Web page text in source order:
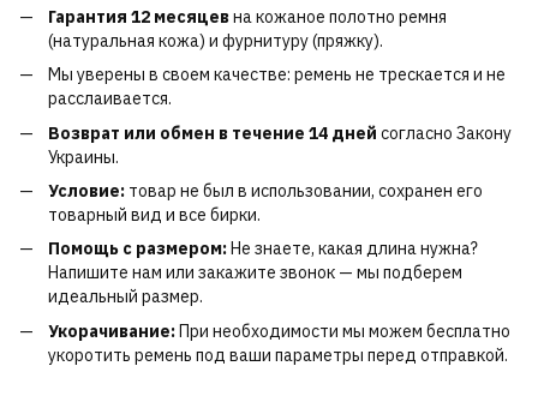
Гарантия 12 месяцевна кожаное полотно ремня
(натуральная кожа) и фурнитуру (пряжку).
Мы уверены в своем качестве: ремень не трескается и не
расслаивается.
Возврат или обмен в течение 14 дней согласно Закону
Украины.
Условие: товар не был в использовании, сохранен его
товарный вид и все бирки.
Помощь с размером: Не знаете, какая длина нужна?
Напишите нам или закажите звонок — мы подберем
идеальный размер.
Укорачивание:При необходимости мы можем бесплатно
укоротить ремень под ваши параметры перед отправкой.